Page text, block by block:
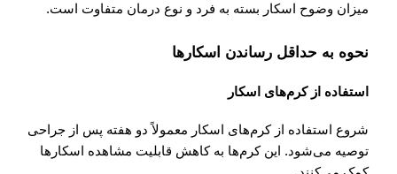
میزان وضوح اسکار بسته به فرد و نوع درمان متفاوت است.
نحوه به حداقل رساندن اسکارها
استفاده از کرم‌های اسکار
شروع استفاده از کرم‌های اسکار معمولاً دو هفته پس از جراحی
توصیه می‌شود. این کرم‌ها به کاهش قابلیت مشاهده اسکارها